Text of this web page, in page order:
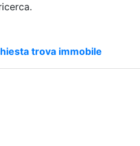
trova immobile